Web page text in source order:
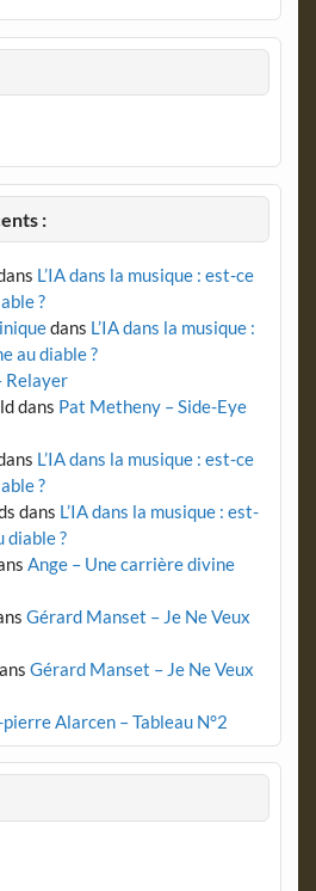
:
L’IA dans la musique : est-ce
?
dans L’IA dans la musique :
au diable ?
Relayer
dans Pat Metheny – Side-Eye
L’IA dans la musique : est-ce
?
dans L’IA dans la musique : est-
diable ?
Ange – Une carrière divine
Gérard Manset – Je Ne Veux
Gérard Manset – Je Ne Veux
pierre Alarcen – Tableau N°2